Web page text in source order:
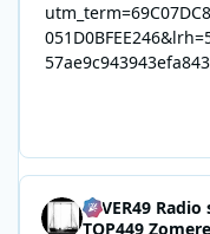
4EVER49
TOP449